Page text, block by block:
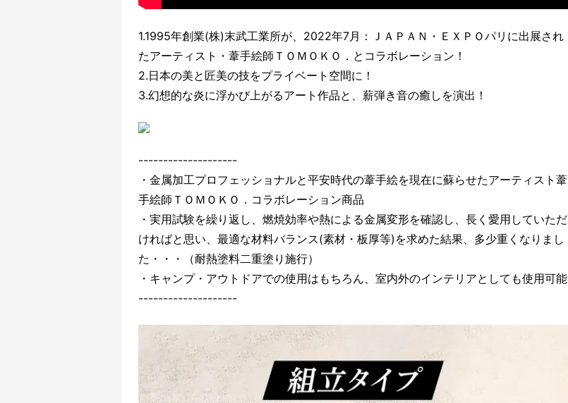
1.1995年創業(株)末武工業所が、2022年7月：ＪＡＰＡＮ・ＥＸＰＯパリに出展され
たアーティスト・葦手絵師ＴＯＭＯＫＯ．とコラボレーション！
2.日本の美と匠美の技をプライベート空間に！
3.幻想的な炎に浮かび上がるアート作品と、薪弾き音の癒しを演出！
--------------------
・金属加工プロフェッショナルと平安時代の葦手絵を現在に蘇らせたアーティスト葦
手絵師ＴＯＭＯＫＯ．コラボレーション商品
・実用試験を繰り返し、燃焼効率や熱による金属変形を確認し、長く愛用していただ
ければと思い、最適な材料バランス(素材・板厚等)を求めた結果、多少重くなりまし
た・・・（耐熱塗料二重塗り施行）
・キャンプ・アウトドアでの使用はもちろん、室内外のインテリアとしても使用可能
--------------------